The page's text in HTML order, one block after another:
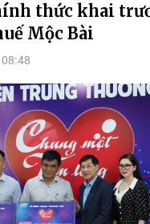
thức khai
Mộc Bài